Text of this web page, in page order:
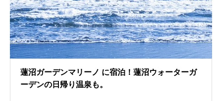
蓮沼ガーデンマリーノ に宿泊！蓮沼ウォーターガ
ーデンの日帰り温泉も。